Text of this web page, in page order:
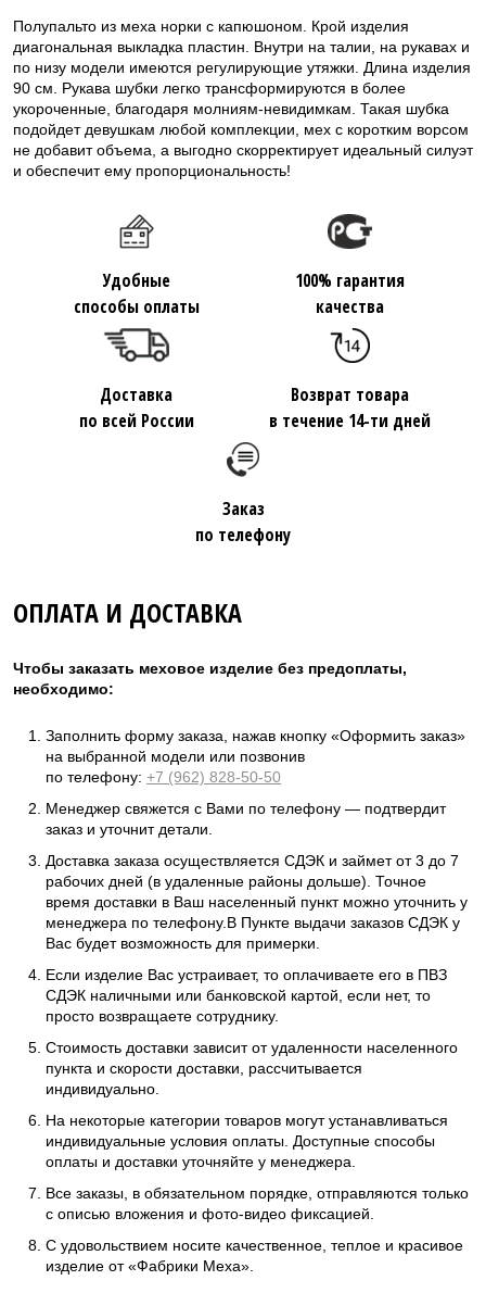
Полупальто из меха норки с капюшоном. Крой изделия
диагональная выкладка пластин. Внутри на талии, на рукавах и
по низу модели имеются регулирующие утяжки. Длина изделия
90 см. Рукава шубки легко трансформируются в более
укороченные, благодаря молниям-невидимкам. Такая шубка
подойдет девушкам любой комплекции, мех с коротким ворсом
не добавит объема, а выгодно скорректирует идеальный силуэт
и обеспечит ему пропорциональность!
Удобные
способы оплаты
100% гарантия
качества
Доставка
по всей России
Возврат товара
в течение 14-ти дней
Заказ
по телефону
ОПЛАТА И ДОСТАВКА
Чтобы заказать меховое изделие без предоплаты,
необходимо:
Заполнить форму заказа, нажав кнопку «Оформить заказ»
на выбранной модели или позвонив
по телефону: +7 (962) 828-50-50
Менеджер свяжется с Вами по телефону — подтвердит
заказ и уточнит детали.
Доставка заказа осуществляется СДЭК и займет от 3 до 7
рабочих дней (в удаленные районы дольше). Точное
время доставки в Ваш населенный пункт можно уточнить у
менеджера по телефону.В Пункте выдачи заказов СДЭК у
Вас будет возможность для примерки.
Если изделие Вас устраивает, то оплачиваете его в ПВЗ
СДЭК наличными или банковской картой, если нет, то
просто возвращаете сотруднику.
Стоимость доставки зависит от удаленности населенного
пункта и скорости доставки, рассчитывается
индивидуально.
На некоторые категории товаров могут устанавливаться
индивидуальные условия оплаты. Доступные способы
оплаты и доставки уточняйте у менеджера.
Все заказы, в обязательном порядке, отправляются только
с описью вложения и фото-видео фиксацией.
С удовольствием носите качественное, теплое и красивое
изделие от «Фабрики Меха».